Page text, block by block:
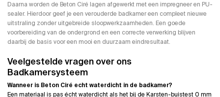
Daarna worden de Beton Ciré lagen afgewerkt met een impregneer en PU-
sealer. Hierdoor geef je een verouderde badkamer een compleet nieuwe
uitstraling zonder uitgebreide sloopwerkzaamheden. Een goede
voorbereiding van de ondergrond en een correcte verwerking blijven
daarbij de basis voor een mooi en duurzaam eindresultaat.
Veelgestelde vragen over ons
Badkamersysteem
Wanneer is Beton Ciré echt waterdicht in de badkamer?
Een materiaal is pas écht waterdicht als het bij de Karsten-buistest 0 mm